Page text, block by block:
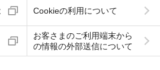
Cookieの利用について
お客さまのご利用端末から
の情報の外部送信について